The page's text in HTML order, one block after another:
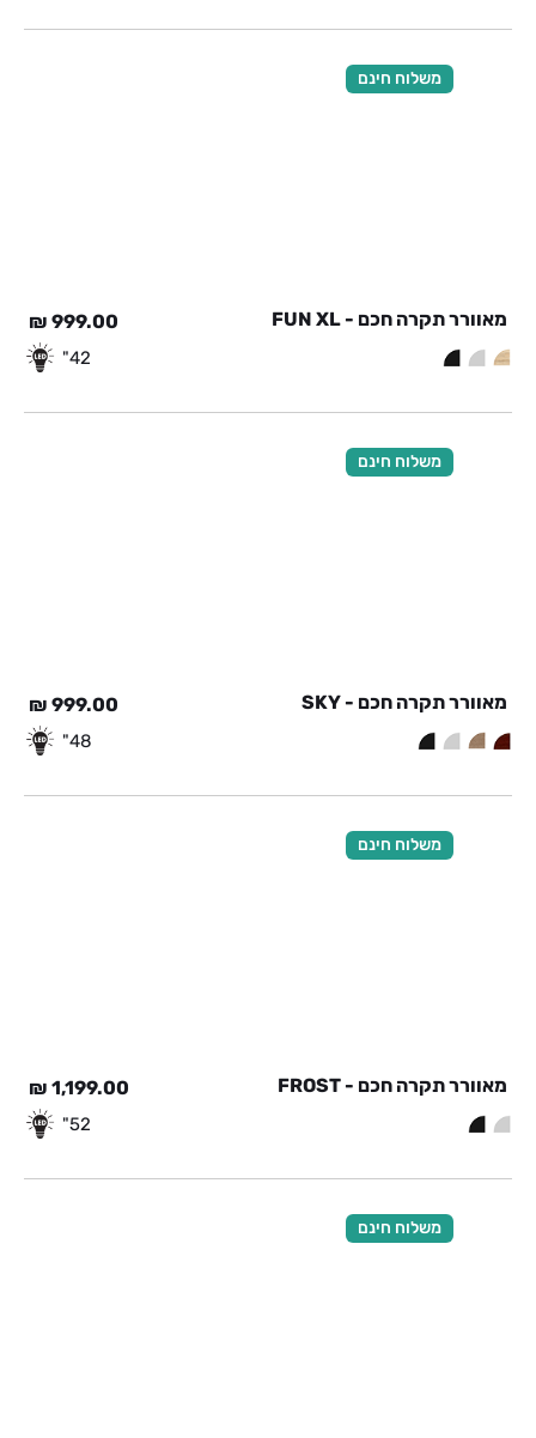
משלוח חינם
מאוורר תקרה חכם - FUN XL 999.00
₪
42"
משלוח חינם
מאוורר תקרה חכם - SKY 999.00
₪
48"
משלוח חינם
מאוורר תקרה חכם - FROST 1,199.00
₪
52"
משלוח חינם